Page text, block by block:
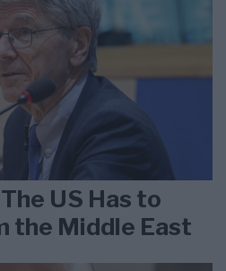
US Has to
the Middle East